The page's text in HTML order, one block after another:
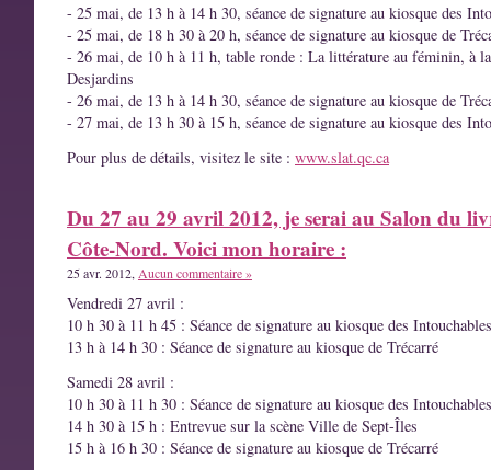
- 25 mai, de 13 h à 14 h 30, séance de signature au kiosque des
- 25 mai, de 18 h 30 à 20 h, séance de signature au kiosque de
- 26 mai, de 10 h à 11 h, table ronde : La littérature au féminin, à
Desjardins
- 26 mai, de 13 h à 14 h 30, séance de signature au kiosque de
- 27 mai, de 13 h 30 à 15 h, séance de signature au kiosque des
Pour plus de détails, visitez le site : www.slat.qc.ca
Du 27 au 29 avril 2012, je serai au Salon du
Côte-Nord. Voici mon horaire :
25 avr. 2012, Aucun commentaire »
Vendredi 27 avril :
10 h 30 à 11 h 45 : Séance de signature au kiosque des Intouchables
13 h à 14 h 30 : Séance de signature au kiosque de Trécarré
Samedi 28 avril :
10 h 30 à 11 h 30 : Séance de signature au kiosque des Intouchables
14 h 30 à 15 h : Entrevue sur la scène Ville de Sept-Îles
15 h à 16 h 30 : Séance de signature au kiosque de Trécarré